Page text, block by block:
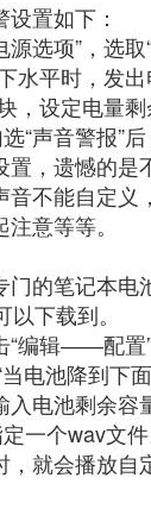
置如下：
选项”，选取
水平时，发
，设定电量
“声音警报”后
，遗憾的是
音不能自定义
意等等。
门的笔记本
下载到。
“编辑――配置
电池降到下
入电池剩余
一个wav文
，就会播放自